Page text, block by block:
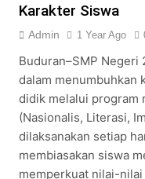
Karakter Siswa
Admin 1 Year Ago
Buduran–SMP
dalam menumbuhkan
didik melalui program
(Nasionalis, Literasi,
dilaksanakan setiap
membiasakan siswa
memperkuat nilai-